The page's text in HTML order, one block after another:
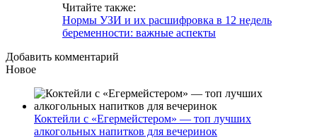
Читайте также:
Нормы УЗИ и их расшифровка в 12 недель
беременности: важные аспекты
Добавить комментарий
Новое
Коктейли с «Егермейстером» — топ лучших
алкогольных напитков для вечеринок